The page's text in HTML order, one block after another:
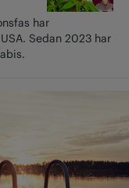
har
Sedan 2023 har